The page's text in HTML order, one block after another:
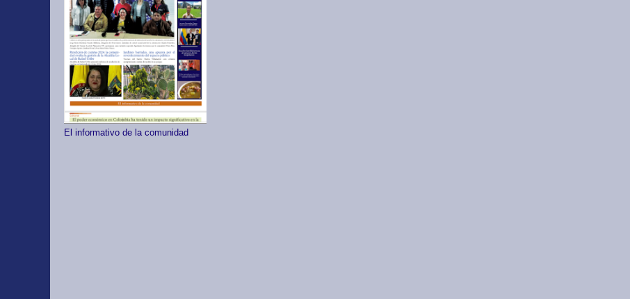
El informativo de la comunidad